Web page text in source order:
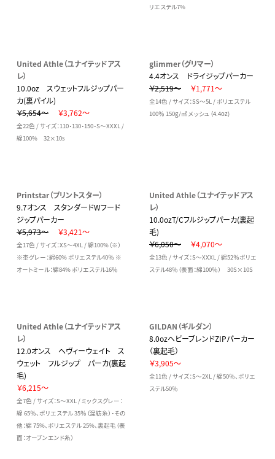
リエステル7%
United Athle（ユナイテッドアス
レ）
10.0oz スウェットフルジップパー
カ(裏パイル)
￥5,654～
￥3,762～
全22色 / サイズ：110・130・150・S～XXXL /
綿100% 32×10s
glimmer（グリマー）
4.4オンス ドライジップパーカー
￥2,519～
￥1,771～
全14色 / サイズ：SS～5L / ポリエステル
100％ 150g/㎡ メッシュ（4.4oz)
Printstar（プリントスター）
9.7オンス スタンダードWフード
ジップパーカー
￥5,973～
￥3,421～
全17色 / サイズ：XS～4XL / 綿100%（※）
※杢グレー：綿60% ポリエステル40％ ※
オートミール：綿84% ポリエステル16％
United Athle（ユナイテッドアス
レ）
10.0ozT/Cフルジップパーカ(裏起
毛)
￥6,050～
￥4,070～
全13色 / サイズ：S～XXXL / 綿52％ポリエ
ステル48％（表面：綿100％） 30S×10S
United Athle（ユナイテッドアス
レ）
12.0オンス ヘヴィーウェイト ス
ウェット フルジップ パーカ(裏起
毛)
￥6,215～
全7色 / サイズ：S～XXL / ミックスグレー：
綿 65％、ポリエステル 35％（混紡糸）・その
他：綿 75%、ポリエステル 25%、裏起毛（表
面：オープンエンド糸）
GILDAN（ギルダン）
8.0ozヘビーブレンドZIPパーカー
（裏起毛）
￥3,905～
全11色 / サイズ：S～2XL / 綿50％、ポリエ
ステル50％